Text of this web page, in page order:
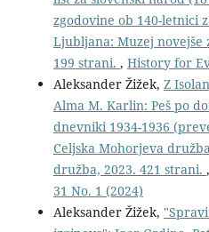
zgodovine ob 140-letnici
Ljubljana: Muzej novejše
199 strani. , History for
Aleksander Žižek, Z
Alma M. Karlin: Peš po
dnevniki 1934-1936
Celjska Mohorjeva
družba, 2023. 421 strani. ,
31 No. 1 (2024)
Aleksander Žižek,